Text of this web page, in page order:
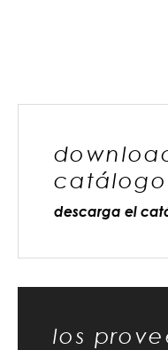
catálogo
descarga el
los